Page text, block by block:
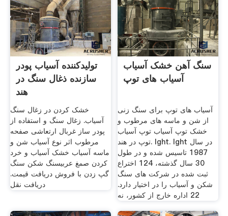
تولیدکننده آسیاب پودر
سازنده ذغال سنگ در
هند
خشک کردن در زغال سنگ
آسیاب. زغال سنگ و استفاده از
پودر ساز غربال ارتعاشی صفحه
مرطوب اثر نوع آسیاب شن و
ماسه آسیاب خشک آسیاب و خرد
کردن صمغ عربیسنگ شکن سنگ
گپ زدن با فروش دریافت قیمت.
دریافت نقل
سنگ آهن خشک آسیاب
آسیاب های توپ
آسیاب های توپ برای سنگ زنی
از شن و ماسه های مرطوب و
خشک توپ آسیاب توپ آسیاب
توپ در هند. lght. lght در سال
1987 تاسیس شده و در طول
30 سال گذشته، 124 اختراع
ثبت شده در شركت های سنگ
شكن و آسیاب را در اختیار دارد.
22 اداره خارج از کشور، نه